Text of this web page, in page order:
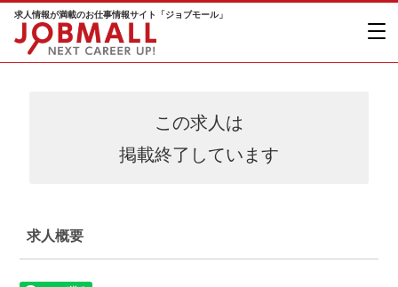
求人情報が満載のお仕事情報サイト「ジョブモール」
この求人は
掲載終了しています
求人概要